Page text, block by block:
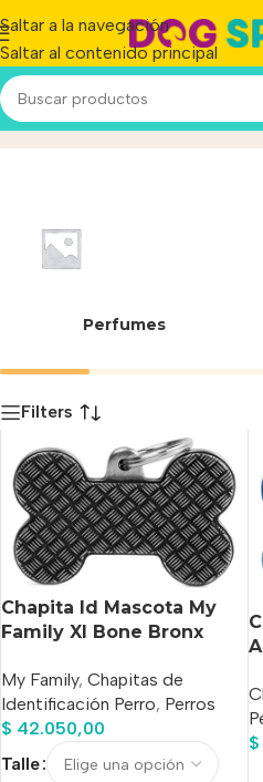
Saltar a la navegación
Saltar al contenido principal
48 mmInicio/Producto
Perfumes
Filters
Chapita Id Mascota My
Family Xl Bone Bronx
My Family, Chapitas de
Identificación Perro, Perros
$ 42.050,00
Talle
$